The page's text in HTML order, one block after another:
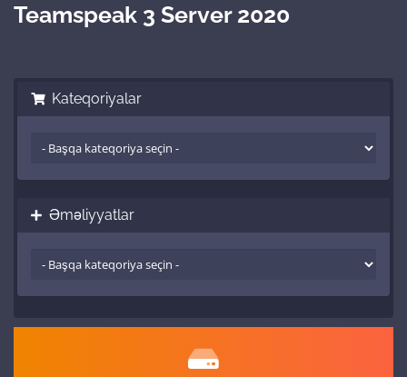
Teamspeak 3 Server 2020
Kateqoriyalar
Əməliyyatlar